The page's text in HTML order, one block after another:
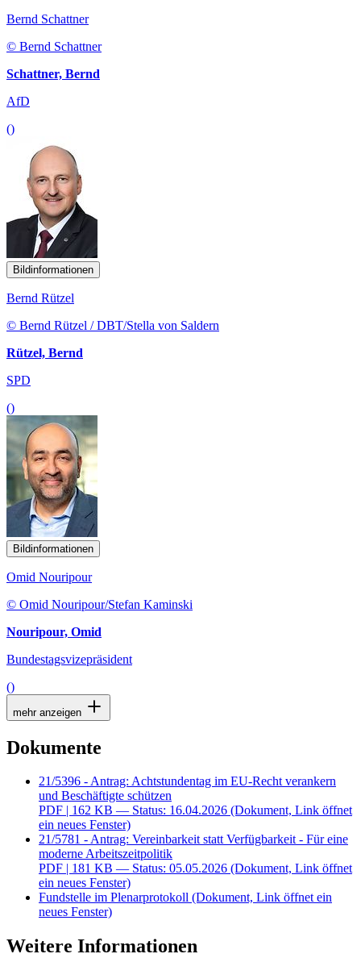
Bernd Schattner
© Bernd Schattner
Schattner, Bernd
AfD
()
Bildinformationen
Bernd Rützel
© Bernd Rützel / DBT/Stella von Saldern
Rützel, Bernd
SPD
()
Bildinformationen
Omid Nouripour
© Omid Nouripour/Stefan Kaminski
Nouripour, Omid
Bundestagsvizepräsident
()
mehr anzeigen
Dokumente
21/5396 - Antrag: Achtstundentag im EU-Recht verankern
und Beschäftigte schützen
PDF | 162 KB — Status: 16.04.2026 (Dokument, Link öffnet
ein neues Fenster)
21/5781 - Antrag: Vereinbarkeit statt Verfügbarkeit - Für eine
moderne Arbeitszeitpolitik
PDF | 181 KB — Status: 05.05.2026 (Dokument, Link öffnet
ein neues Fenster)
Fundstelle im Plenarprotokoll (Dokument, Link öffnet ein
neues Fenster)
Weitere Informationen